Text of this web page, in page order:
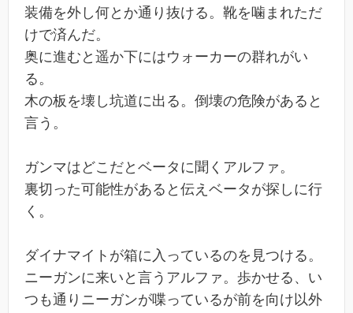
装備を外し何とか通り抜ける。靴を噛まれただ
けで済んだ。
奥に進むと遥か下にはウォーカーの群れがい
る。
木の板を壊し坑道に出る。倒壊の危険があると
言う。
ガンマはどこだとベータに聞くアルファ。
裏切った可能性があると伝えベータが探しに行
く。
ダイナマイトが箱に入っているのを見つける。
ニーガンに来いと言うアルファ。歩かせる、い
つも通りニーガンが喋っているが前を向け以外